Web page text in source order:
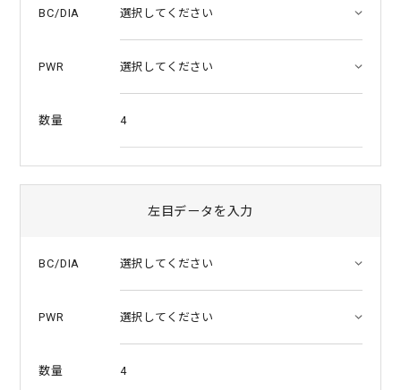
BC/DIA
PWR
数量 4
左目データを入力
BC/DIA
PWR
数量 4